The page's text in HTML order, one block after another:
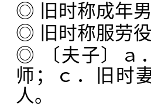
◎ 旧时称成年
◎ 旧时称服劳
◎ 〔夫子〕ａ
师；ｃ．旧时
人。